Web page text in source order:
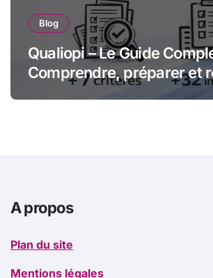
Blog
Qualiopi – Le Guide
Comprendre, préparer et
certification qualité pour
A propos
Plan du site
Mentions légales